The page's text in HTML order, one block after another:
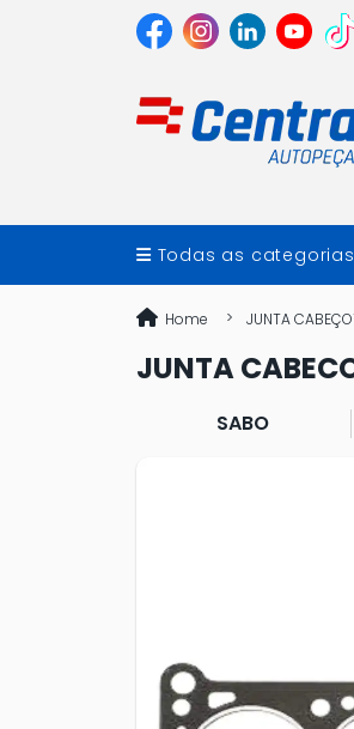
Todas as categorias
Home JUNTA
JUNTA
SABO